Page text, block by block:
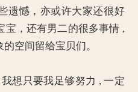
憾，亦或许大家还很好
宝，还有男二的很多事情 ,
空间留给宝贝们。
只要我足够努力 , 一定